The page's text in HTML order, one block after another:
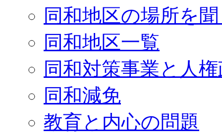
同和地区の場所を
同和地区一覧
同和対策事業と人
同和減免
教育と内心の問題